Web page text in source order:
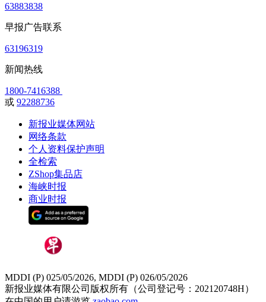
63883838
早报广告联系
63196319
新闻热线
1800-7416388
或 92288736
新报业媒体网站
网络条款
个人资料保护声明
全检索
ZShop集品店
海峡时报
商业时报
MDDI (P) 025/05/2026, MDDI (P) 026/05/2026
新报业媒体有限公司版权所有（公司登记号：202120748H）